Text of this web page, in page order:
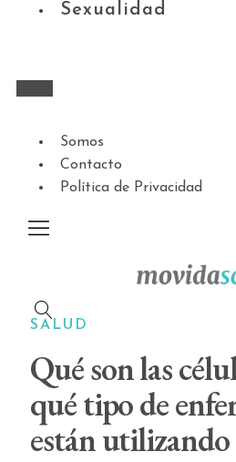
Sexualidad
Somos
Contacto
Política de Privacidad
SALUD
Qué son las
qué tipo de
están utilizando